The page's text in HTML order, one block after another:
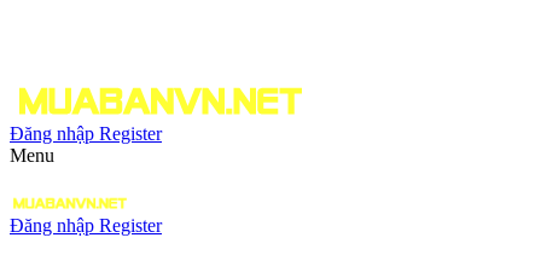
Đăng nhập Register
Menu
Đăng nhập Register